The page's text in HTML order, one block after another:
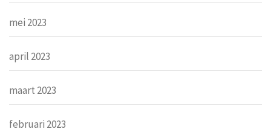
mei 2023
april 2023
maart 2023
februari 2023